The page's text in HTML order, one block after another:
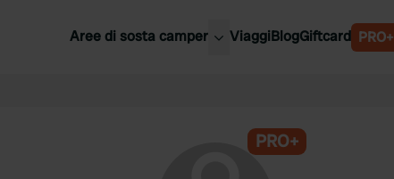
Aree di sosta camper ViaggiBlogGiftcard PRO+
PRO+